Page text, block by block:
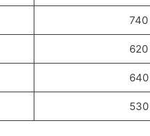
740
620
640
530